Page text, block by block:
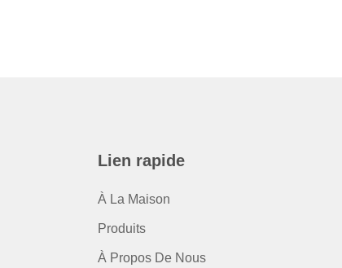
Lien rapide
À La Maison
Produits
À Propos De Nous